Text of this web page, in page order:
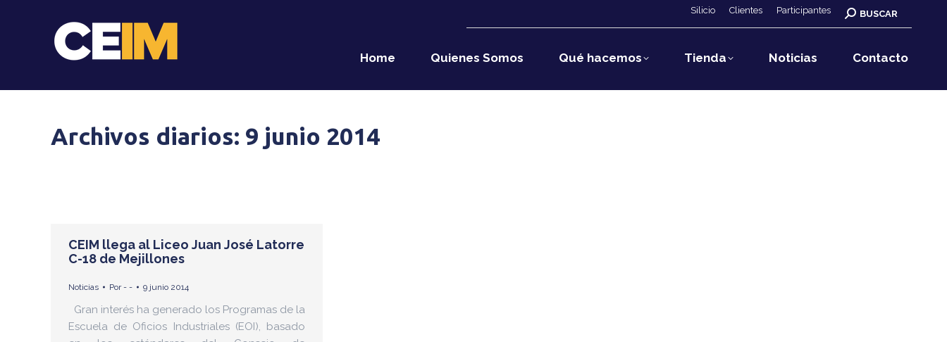
Silicio Clientes Participantes Buscar:
BUSCAR
Home Quienes Somos Qué hacemos Tienda Noticias Contacto
Archivos diarios: 9 junio 2014
CEIM llega al Liceo Juan José Latorre
C-18 de Mejillones
Noticias Por- - 9 junio 2014
Gran interés ha generado los Programas de la
Escuela de Oficios Industriales (EOI), basado